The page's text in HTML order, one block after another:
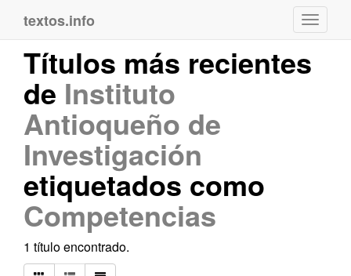
textos.info
Títulos más recientes
de Instituto
Antioqueño de
Investigación
etiquetados como
Competencias
1 título encontrado.